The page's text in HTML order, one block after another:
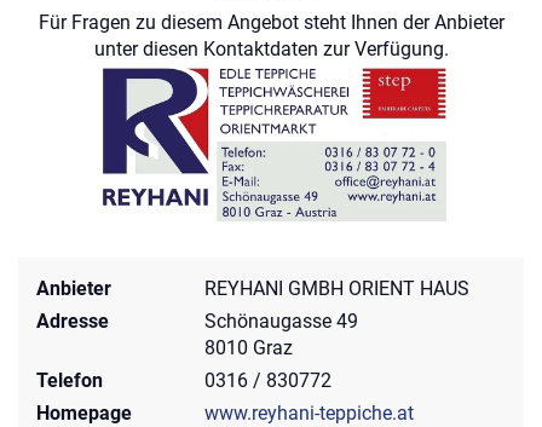
Für Fragen zu diesem Angebot steht Ihnen der Anbieter
unter diesen Kontaktdaten zur Verfügung.
Anbieter
REYHANI GMBH ORIENT HAUS
Adresse
Schönaugasse 49
8010 Graz
Telefon
0316 / 830772
Homepage
www.reyhani-teppiche.at